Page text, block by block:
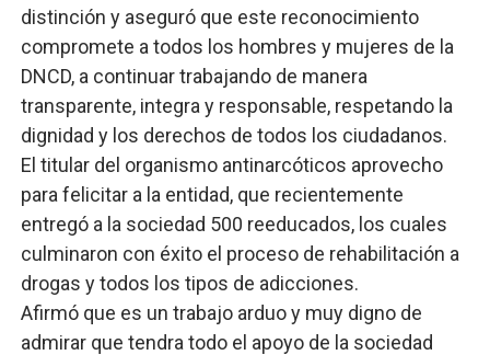
distinción y aseguró que este reconocimiento
compromete a todos los hombres y mujeres de la
DNCD, a continuar trabajando de manera
transparente, integra y responsable, respetando la
dignidad y los derechos de todos los ciudadanos.
El titular del organismo antinarcóticos aprovecho
para felicitar a la entidad, que recientemente
entregó a la sociedad 500 reeducados, los cuales
culminaron con éxito el proceso de rehabilitación a
drogas y todos los tipos de adicciones.
Afirmó que es un trabajo arduo y muy digno de
admirar que tendra todo el apoyo de la sociedad